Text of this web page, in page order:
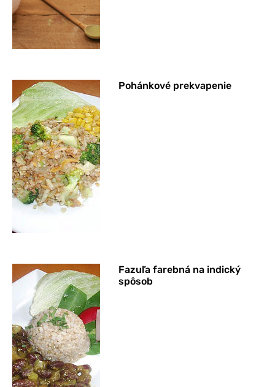
Pohánkové prekvapenie
Fazuľa farebná na indický
spôsob